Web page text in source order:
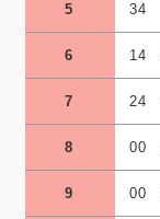
5 34
6 14
7 24
8 00
9 00